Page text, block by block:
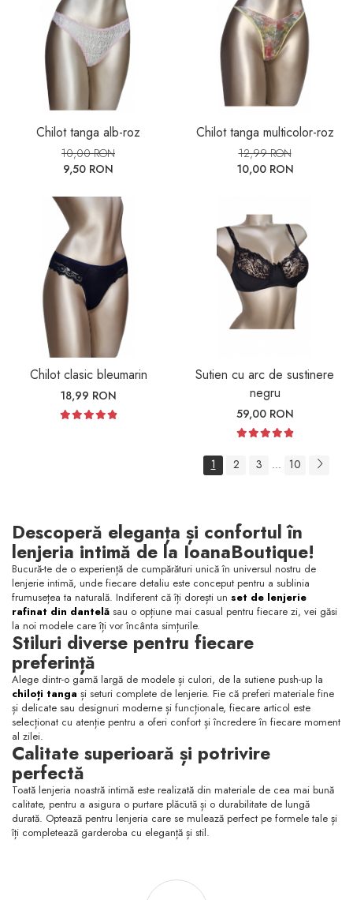
Chilot tanga alb-roz
10,00 RON
9,50 RON
Chilot tanga multicolor-roz
12,99 RON
10,00 RON
Chilot clasic bleumarin
18,99 RON
Sutien cu arc de sustinere
negru
59,00 RON
1 2 3 ... 10
Descoperă eleganța și confortul în
lenjeria intimă de la IoanaBoutique!
Bucură-te de o experiență de cumpărături unică în universul nostru de
lenjerie intimă, unde fiecare detaliu este conceput pentru a sublinia
frumusețea ta naturală. Indiferent că îți dorești un set de lenjerie
rafinat din dantelă sau o opțiune mai casual pentru fiecare zi, vei găsi
la noi modele care îți vor încânta simțurile.
Stiluri diverse pentru fiecare
preferință
Alege dintr-o gamă largă de modele și culori, de la sutiene push-up la
chiloți tanga și seturi complete de lenjerie. Fie că preferi materiale fine
și delicate sau designuri moderne și funcționale, fiecare articol este
selecționat cu atenție pentru a oferi confort și încredere în fiecare moment
al zilei.
Calitate superioară și potrivire
perfectă
Toată lenjeria noastră intimă este realizată din materiale de cea mai bună
calitate, pentru a asigura o purtare plăcută și o durabilitate de lungă
durată. Optează pentru lenjeria care se mulează perfect pe formele tale și
îți completează garderoba cu eleganță și stil.